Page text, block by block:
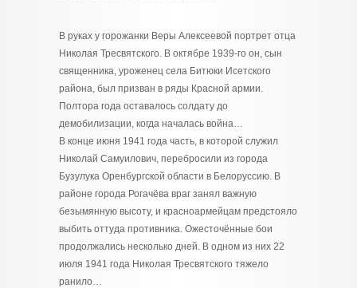
В руках у горожанки Веры Алексеевой портрет отца
Николая Тресвятского. В октябре 1939-го он, сын
священника, уроженец села Битюки Исетского
района, был призван в ряды Красной армии.
Полтора года оставалось солдату до
демобилизации, когда началась война…
В конце июня 1941 года часть, в которой служил
Николай Самуилович, перебросили из города
Бузулука Оренбургской области в Белоруссию. В
районе города Рогачёва враг занял важную
безымянную высоту, и красноармейцам предстояло
выбить оттуда противника. Ожесточённые бои
продолжались несколько дней. В одном из них 22
июля 1941 года Николая Тресвятского тяжело
ранило…